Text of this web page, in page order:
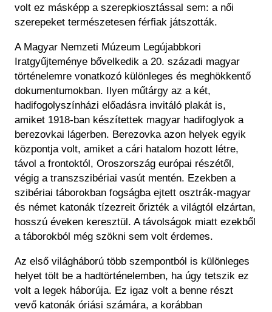
volt ez másképp a szerepkiosztással sem: a női
szerepeket természetesen férfiak játszották.
A Magyar Nemzeti Múzeum Legújabbkori
Iratgyűjteménye bővelkedik a 20. századi magyar
történelemre vonatkozó különleges és meghökkentő
dokumentumokban. Ilyen műtárgy az a két,
hadifogolyszínházi előadásra invitáló plakát is,
amiket 1918-ban készítettek magyar hadifoglyok a
berezovkai lágerben. Berezovka azon helyek egyik
központja volt, amiket a cári hatalom hozott létre,
távol a frontoktól, Oroszország európai részétől,
végig a transzszibériai vasút mentén. Ezekben a
szibériai táborokban fogságba ejtett osztrák-magyar
és német katonák tízezreit őrizték a világtól elzártan,
hosszú éveken keresztül. A távolságok miatt ezekből
a táborokból még szökni sem volt érdemes.
Az első világháború több szempontból is különleges
helyet tölt be a hadtörténelemben, ha úgy tetszik ez
volt a legek háborúja. Ez igaz volt a benne részt
vevő katonák óriási számára, a korábban